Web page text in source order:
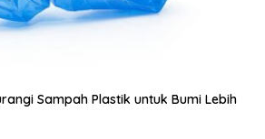
Sampah Plastik untuk Bumi Lebih